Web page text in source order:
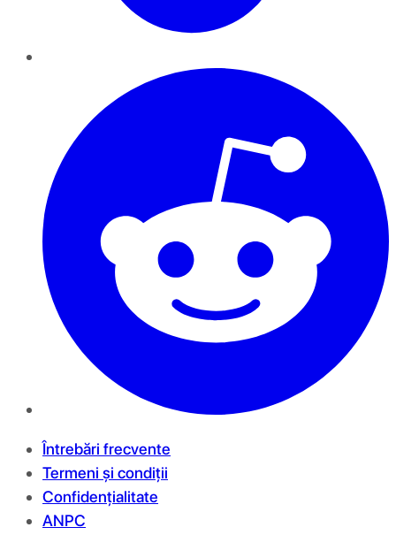
Întrebări frecvente
Termeni și condiții
Confidențialitate
ANPC